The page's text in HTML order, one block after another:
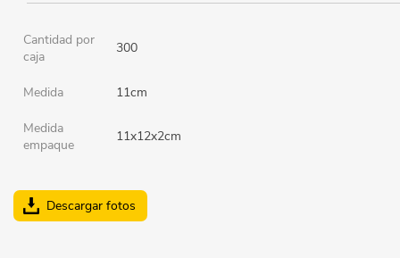
Cantidad por
caja
300
Medida 11cm
Medida
empaque
11x12x2cm
Descargar fotos